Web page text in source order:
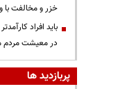
خزر و مخالفت با
باید افراد
در معیشت مردم
پربازدید ها